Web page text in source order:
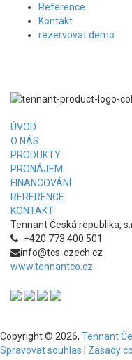
Reference
Kontakt
rezervovat demo
ÚVOD
O NÁS
PRODUKTY
PRONÁJEM
FINANCOVÁNÍ
RERERENCE
KONTAKT
Tennant Česká republika,
+420 773 400 501
info@tcs-czech.cz
www.tennantco.cz
Copyright © 2026, Tennant
Spravovat souhlas | Zásady